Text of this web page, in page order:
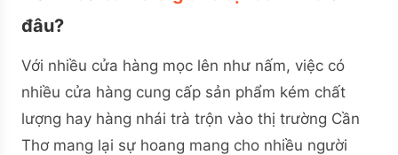
đâu?
Với nhiều cửa hàng mọc lên như nấm, việc có
nhiều cửa hàng cung cấp sản phẩm kém chất
lượng hay hàng nhái trà trộn vào thị trường Cần
Thơ mang lại sự hoang mang cho nhiều người